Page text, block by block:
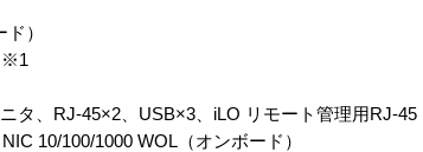
）
※1
タ、RJ-45×2、USB×3、iLO リモート管理用RJ-45
10/100/1000 WOL（オンボード）